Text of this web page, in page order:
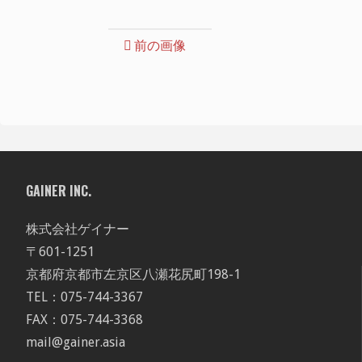
前の画像
GAINER INC.
株式会社ゲイナー
〒601-1251
京都府京都市左京区八瀬花尻町198-1
TEL：075-744-3367
FAX：075-744-3368
mail@gainer.asia